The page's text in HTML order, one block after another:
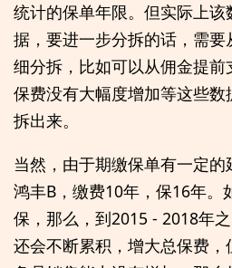
统计的保单年限。但实际上
据，要进一步分拆的话，需
细分拆，比如可以从佣金提
保费没有大幅度增加等这些
拆出来。
当然，由于期缴保单有一定
鸿丰B，缴费10年，保16年。
保，那么，到2015 - 2018年
还会不断累积，增大总保费